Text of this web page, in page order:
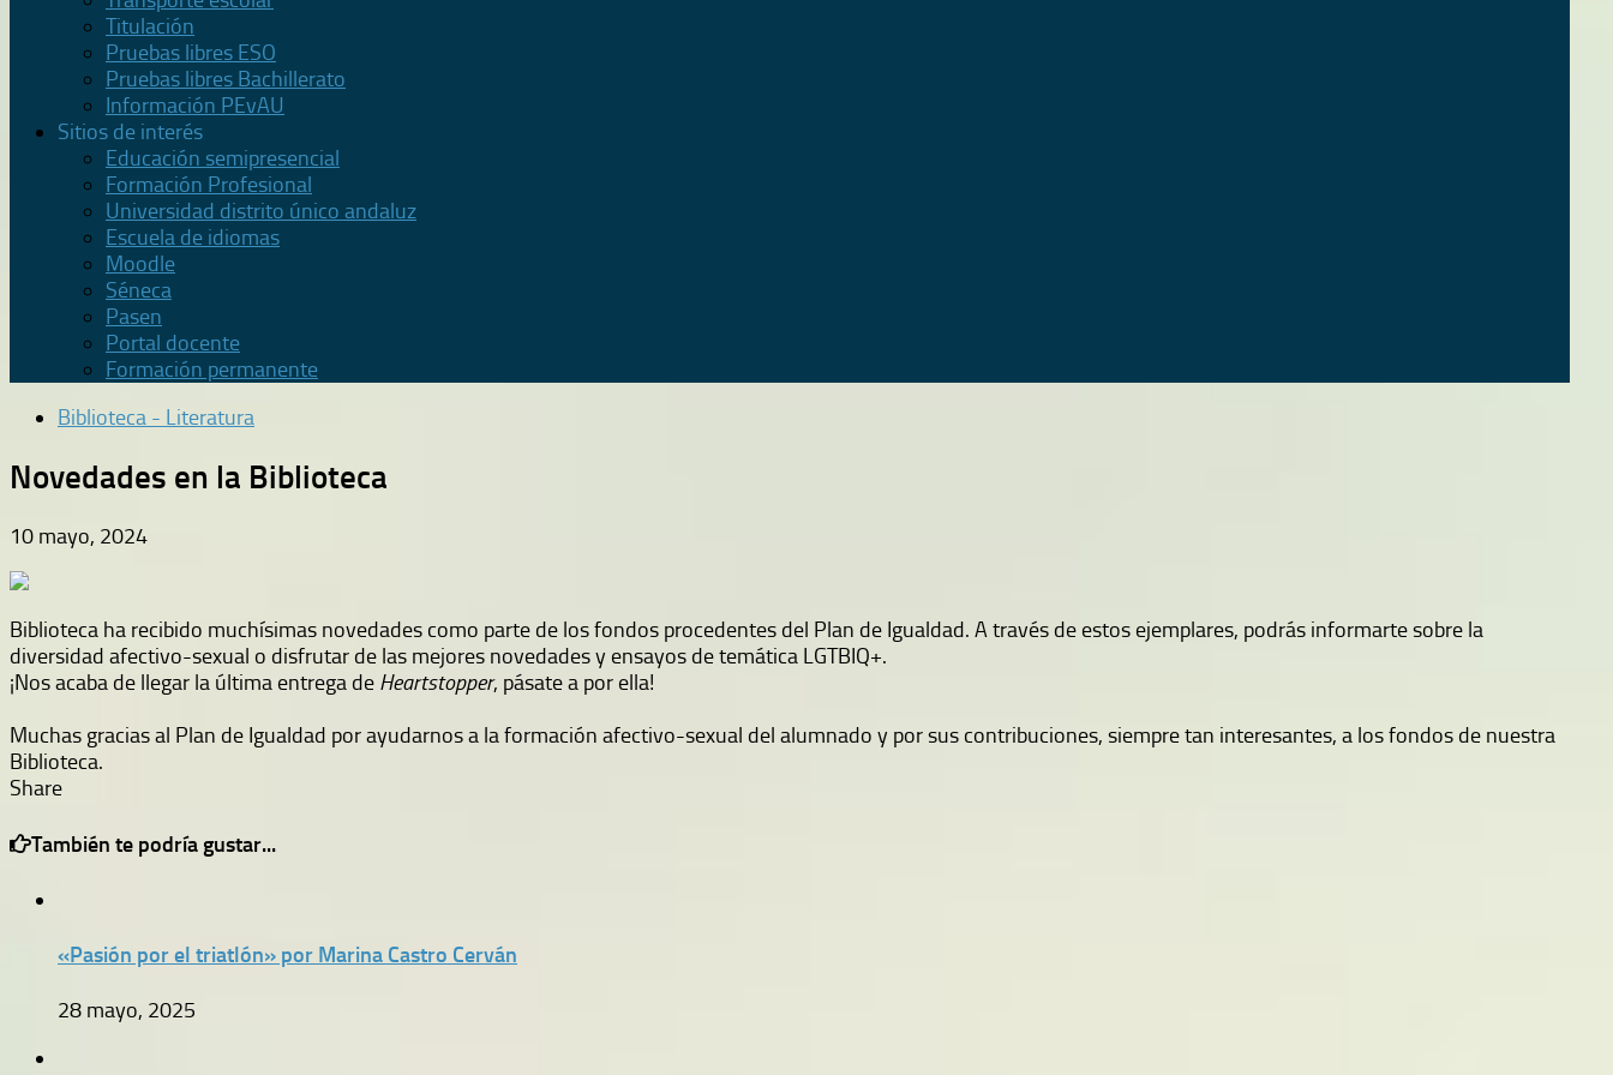
Titulación
Pruebas libres ESO
Pruebas libres Bachillerato
Información PEvAU
Sitios de interés
Educación semipresencial
Formación Profesional
Universidad distrito único andaluz
Escuela de idiomas
Moodle
Séneca
Pasen
Portal docente
Formación permanente
Biblioteca - Literatura
Novedades en la Biblioteca
10 mayo, 2024
Biblioteca ha recibido muchísimas novedades como parte de los fondos procedentes del Plan de Igualdad. A través de estos ejemplares, podrás informarte sobre la
diversidad afectivo-sexual o disfrutar de las mejores novedades y ensayos de temática LGTBIQ+.
¡Nos acaba de llegar la última entrega de Heartstopper, pásate a por ella!
Muchas gracias al Plan de Igualdad por ayudarnos a la formación afectivo-sexual del alumnado y por sus contribuciones, siempre tan interesantes, a los fondos de nuestra
Biblioteca.
Share
También te podría gustar...
«Pasión por el triatlón» por Marina Castro Cerván
28 mayo, 2025